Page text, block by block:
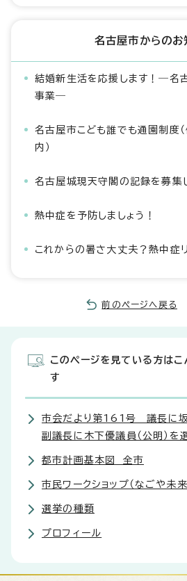
名古屋市からのお
結婚新生活を応援します！―名
事業―
名古屋市こども誰でも通園制度
内）
名古屋城現天守閣の記録を募集
熱中症を予防しましょう！
これからの暑さ大丈夫？熱中症
前のページへ戻る
このページを見ている方はこ
す
市会だより第161号 議長に坂
副議長に木下優議員（公明）を
都市計画基本図 全市
市民ワークショップ（なごや未来
選挙の種類
プロフィール